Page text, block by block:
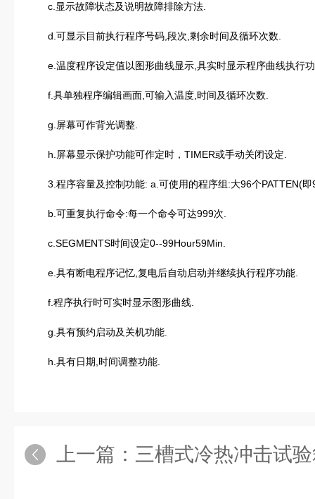
c.显示故障状态及说明故障排除方法.
d.可显示目前执行程序号码,段次,剩余时间及循环次数.
e.温度程序设定值以图形曲线显示,具实时显示程序曲线执行
f.具单独程序编辑画面,可输入温度,时间及循环次数.
g.屏幕可作背光调整.
h.屏幕显示保护功能可作定时，TIMER或手动关闭设定.
3.程序容量及控制功能: a.可使用的程序组:大96个PATTEN(即
b.可重复执行命令:每一个命令可达999次.
c.SEGMENTS时间设定0--99Hour59Min.
e.具有断电程序记忆,复电后自动启动并继续执行程序功能.
f.程序执行时可实时显示图形曲线.
g.具有预约启动及关机功能.
h.具有日期,时间调整功能.
上一篇： 三槽式冷热冲击试